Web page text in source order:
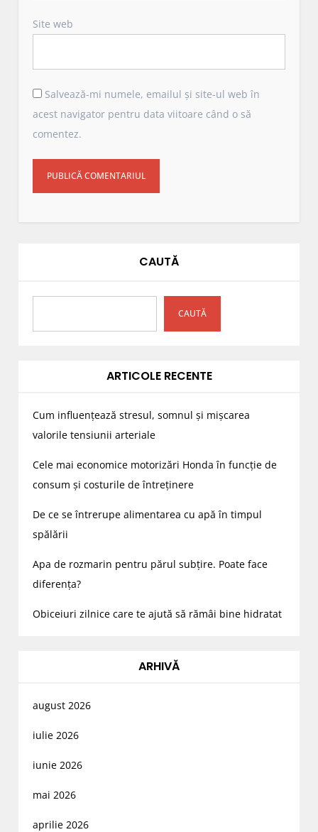
Site web
Salvează-mi numele, emailul și site-ul web în
acest navigator pentru data viitoare când o să
comentez.
CAUTĂ
CAUTĂ
ARTICOLE RECENTE
Cum influențează stresul, somnul și mișcarea
valorile tensiunii arteriale
Cele mai economice motorizări Honda în funcție de
consum și costurile de întreținere
De ce se întrerupe alimentarea cu apă în timpul
spălării
Apa de rozmarin pentru părul subțire. Poate face
diferența?
Obiceiuri zilnice care te ajută să rămâi bine hidratat
ARHIVĂ
august 2026
iulie 2026
iunie 2026
mai 2026
aprilie 2026